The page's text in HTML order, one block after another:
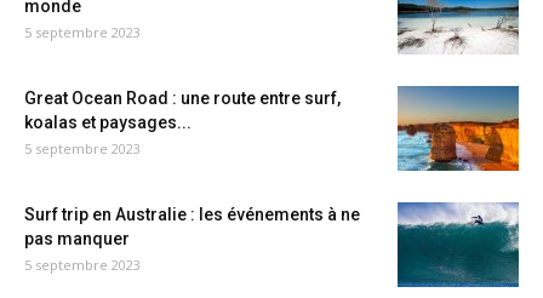
monde
5 septembre 2023
Great Ocean Road : une route entre surf,
koalas et paysages...
5 septembre 2023
Surf trip en Australie : les événements à ne
pas manquer
5 septembre 2023